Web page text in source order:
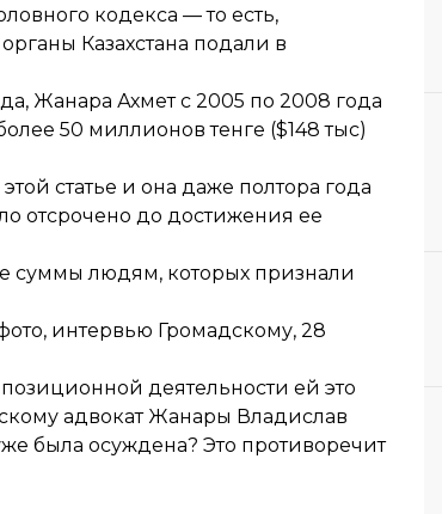
кодекса — то есть,
Казахстана подали в
Жанара Ахмет с 2005 по 2008 года
50 миллионов тенге ($148 тыс)
статье и она даже полтора года
отсрочено до достижения ее
суммы людям, которых признали
интервью Громадскому, 28
деятельности ей это
адвокат Жанары Владислав
была осуждена? Это противоречит